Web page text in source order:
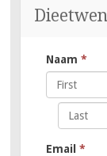
INHOUD
SPRINGEN
Naam*
Email*